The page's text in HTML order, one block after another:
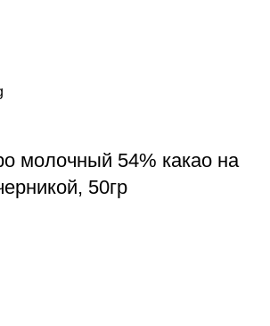
молочный 54% какао на
50гр